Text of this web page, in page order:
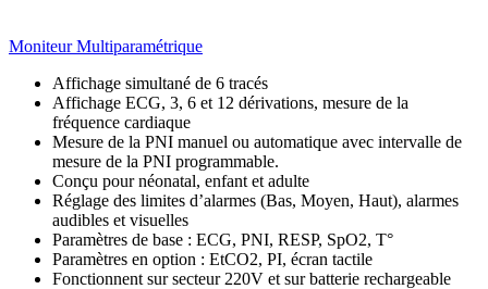
Moniteur Multiparamétrique
Affichage simultané de 6 tracés
Affichage ECG, 3, 6 et 12 dérivations, mesure de la
fréquence cardiaque
Mesure de la PNI manuel ou automatique avec intervalle de
mesure de la PNI programmable.
Conçu pour néonatal, enfant et adulte
Réglage des limites d’alarmes (Bas, Moyen, Haut), alarmes
audibles et visuelles
Paramètres de base : ECG, PNI, RESP, SpO2, T°
Paramètres en option : EtCO2, PI, écran tactile
Fonctionnent sur secteur 220V et sur batterie rechargeable